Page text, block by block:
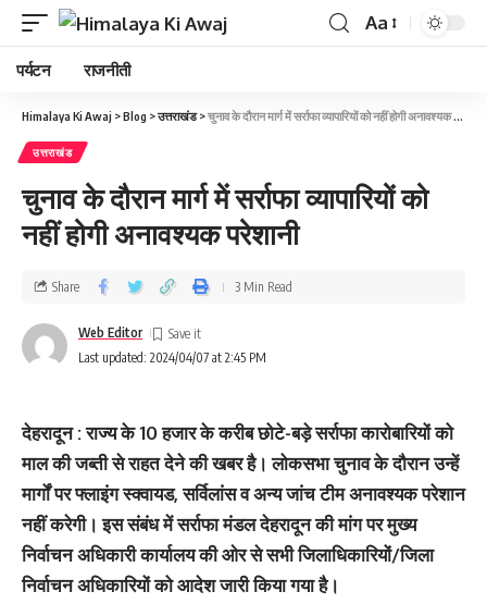
Aa
पर्यटन राजनीती
Himalaya Ki Awaj >Blog >उत्तराखंड>चुनाव के दौरान मार्ग में सर्राफा व्‍यापारियों को नहीं होगी अनावश्‍यक परेशानी
उत्तराखंड
चुनाव के दौरान मार्ग में सर्राफा व्‍यापारियों को
नहीं होगी अनावश्‍यक परेशानी
Last updated: 2024/04/07 at 2:45 PM
Web Editor
Share 3 Min Read
देहरादून : राज्य के 10 हजार के करीब छोटे-बड़े सर्राफा कारोबारियों को
माल की जब्ती से राहत देने की खबर है। लोकसभा चुनाव के दौरान उन्हें
मार्गों पर फ्लाइंग स्क्वायड, सर्विलांस व अन्य जांच टीम अनावश्यक परेशान
नहीं करेगी। इस संबंध में सर्राफा मंडल देहरादून की मांग पर मुख्य
निर्वाचन अधिकारी कार्यालय की ओर से सभी जिलाधिकारियों/जिला
निर्वाचन अधिकारियों को आदेश जारी किया गया है।